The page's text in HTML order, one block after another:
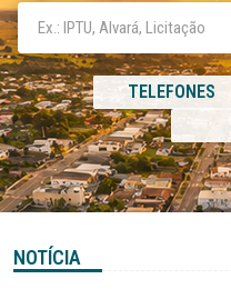
TELEFONES
NOTÍCIA